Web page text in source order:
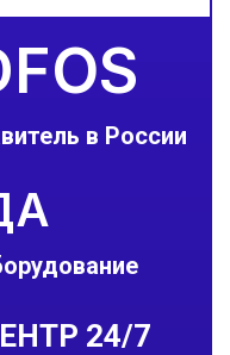
в России
24/7